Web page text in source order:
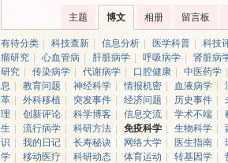
主题 博文 相册 留言板
有待分类 科技查新 信息分析 医学科普
科技
瘤研究 | 心血管病 肝脏病学 呼吸病学
肾脏病
研究
传染病学 代谢病学 口腔健康 中医药学
息 | 教育问题 神经科学 情报机密 血液病学
革
外科移植 突发事件 经济问题 历史事件
理
创新评论 科学博客 信息交流 学术不端 |
生
流行病学 科研方法 免疫科学 生物科学
识
我的日记 长寿秘诀 网络大学 医生指南
学
移动医疗 科研动态 体育运动 转基因学